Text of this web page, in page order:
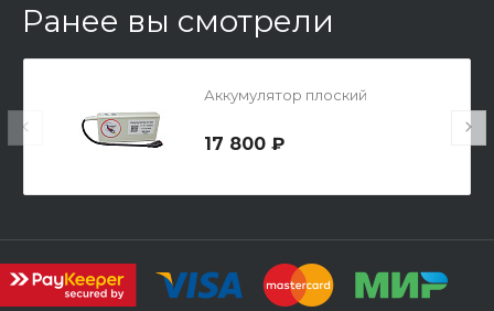
Ранее вы смотрели
Аккумулятор плоский
17 800 ₽